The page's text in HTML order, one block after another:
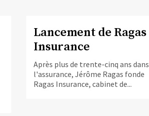
Lancement de Ragas
Insurance
Après plus de trente-cinq ans dans
l'assurance, Jérôme Ragas fonde
Ragas Insurance, cabinet de...